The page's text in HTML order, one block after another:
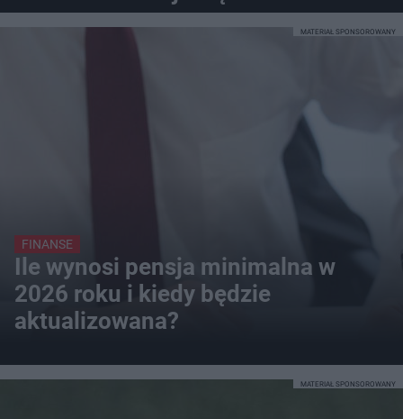
FINANSE
Ile wynosi pensja minimalna w
2026 roku i kiedy będzie
aktualizowana?
MATERIAŁ SPONSOROWANY
MATERIAŁ SPONSOROWANY